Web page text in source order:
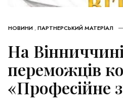
НОВИНИ ,ПАРТНЕРСЬКИЙ МАТЕРІАЛ
На
переможців
«Професійне